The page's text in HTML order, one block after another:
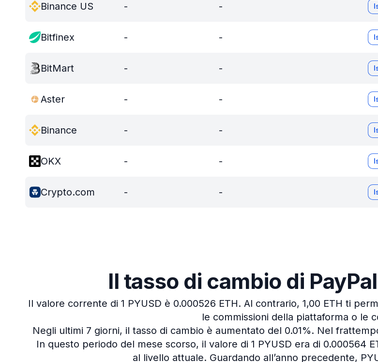
Binance US - -
Bitfinex - -
BitMart - -
Aster - -
Binance - -
OKX - -
Crypto.com - -
Il tasso di cambio di
Il valore corrente di 1 PYUSD è 0.000526 ETH. Al contrario, 1,00 ETH ti
le commissioni della piattaforma o le
Negli ultimi 7 giorni, il tasso di cambio è aumentato del 0.01%. Nel
In questo periodo del mese scorso, il valore di 1 PYUSD era di 0.000564
al livello attuale. Guardando all’anno precedente,